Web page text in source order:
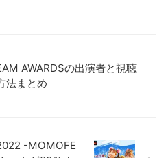
AWARDSの出演者と視聴
法まとめ
-MOMOFE